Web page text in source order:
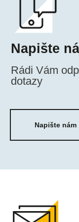
Napište
Rádi Vám
dotazy
Napište nám